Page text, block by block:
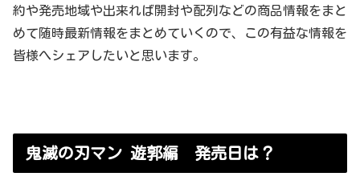
約や発売地域や出来れば開封や配列などの商品情報をまと
めて随時最新情報をまとめていくので、この有益な情報を
皆様へシェアしたいと思います。
鬼滅の刃マン 遊郭編 発売日は？